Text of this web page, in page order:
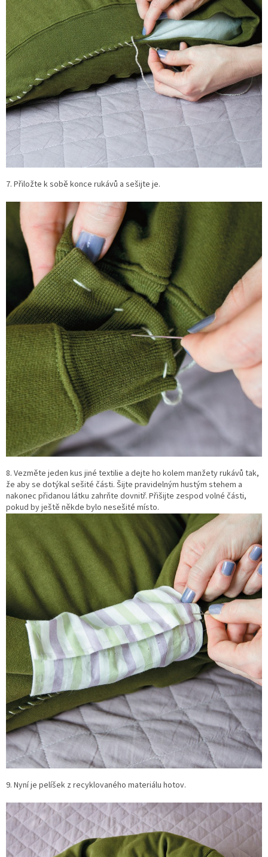
7. Přiložte k sobě konce rukávů a sešijte je.
8. Vezměte jeden kus jiné textilie a dejte ho kolem manžety rukávů tak,
že aby se dotýkal sešité části. Šijte pravidelným hustým stehem a
nakonec přidanou látku zahrňte dovnitř. Přišijte zespod volné části,
pokud by ještě někde bylo nesešité místo.
9. Nyní je pelíšek z recyklovaného materiálu hotov.